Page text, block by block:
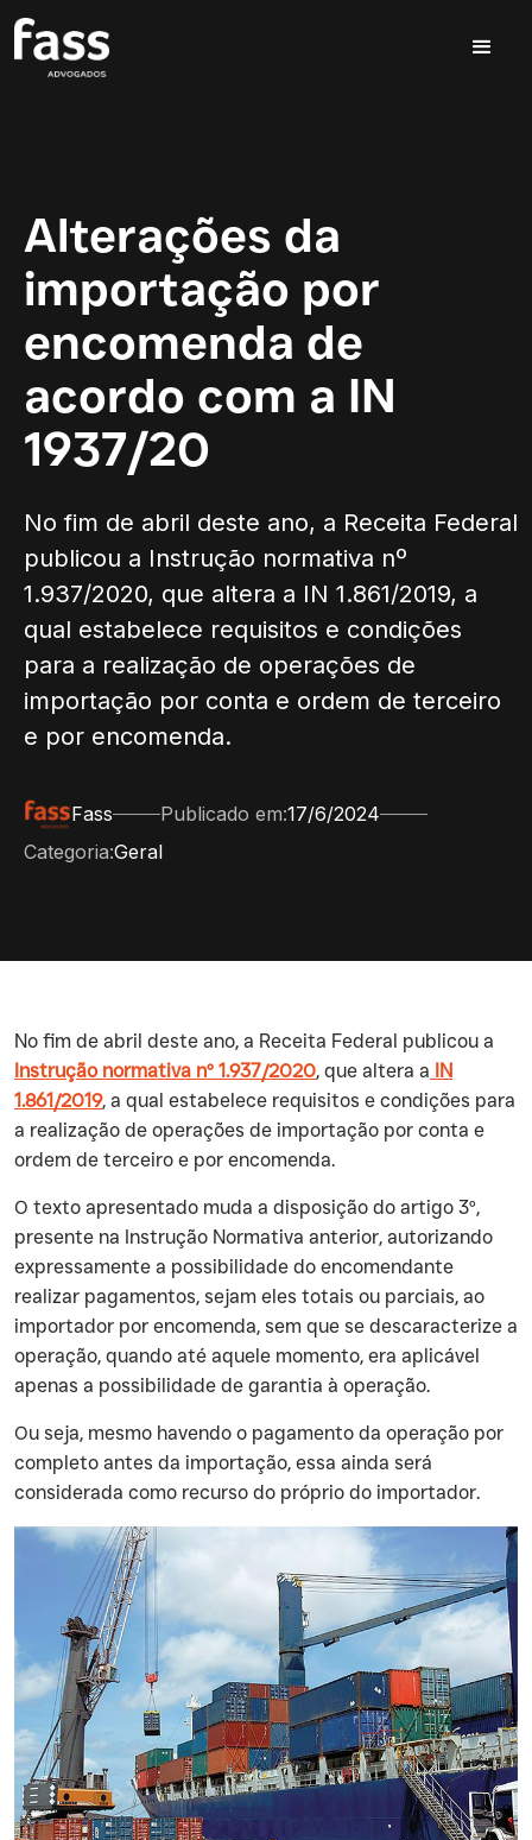
Alterações da
importação por
encomenda de
acordo com a IN
1937/20
No fim de abril deste ano, a Receita Federal
publicou a Instrução normativa nº
1.937/2020, que altera a IN 1.861/2019, a
qual estabelece requisitos e condições
para a realização de operações de
importação por conta e ordem de terceiro
e por encomenda.
Fass Publicado em:17/6/2024
Categoria:Geral
‍No fim de abril deste ano, a Receita Federal publicou a
Instrução normativa nº 1.937/2020, que altera a IN
1.861/2019, a qual estabelece requisitos e condições para
a realização de operações de importação por conta e
ordem de terceiro e por encomenda.
‍O texto apresentado muda a disposição do artigo 3º,
presente na Instrução Normativa anterior, autorizando
expressamente a possibilidade do encomendante
realizar pagamentos, sejam eles totais ou parciais, ao
importador por encomenda, sem que se descaracterize a
operação, quando até aquele momento, era aplicável
apenas a possibilidade de garantia à operação.
‍Ou seja, mesmo havendo o pagamento da operação por
completo antes da importação, essa ainda será
considerada como recurso do próprio do importador.